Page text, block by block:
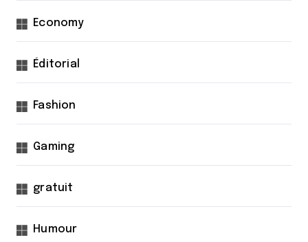
Economy
Éditorial
Fashion
Gaming
gratuit
Humour